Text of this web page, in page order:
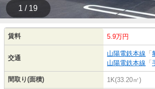
1 / 19
賃料 5.9万円
交通
山陽電鉄本線 「
山陽電鉄本線 「
間取り(面積) 1K(33.20㎡)